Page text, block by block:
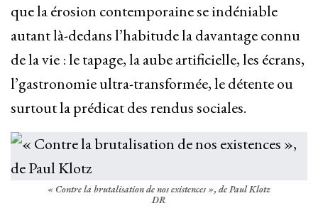
que la érosion contemporaine se indéniable
autant là-dedans l’habitude la davantage connu
de la vie : le tapage, la aube artificielle, les écrans,
l’gastronomie ultra-transformée, le détente ou
surtout la prédicat des rendus sociales.
« Contre la brutalisation de nos existences », de Paul Klotz
DR